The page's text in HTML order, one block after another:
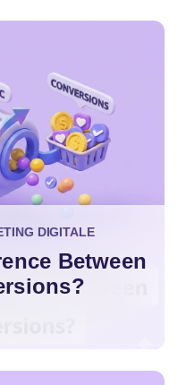
DIGITALE
Between